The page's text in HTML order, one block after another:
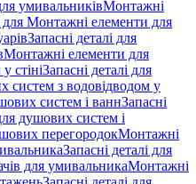
умивальниківМонтажні
для Монтажні елементи для
Запасні деталі для
Монтажні елементи для
стініЗапасні деталі для
систем з водовідводом у
систем і ваннЗапасні
душових систем і
перегородокМонтажні
Запасні деталі для
для умивальникаМонтажні